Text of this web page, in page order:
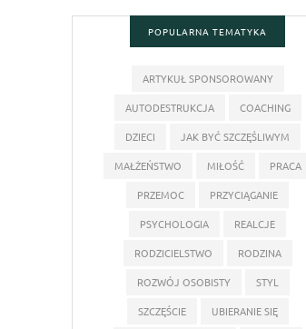
POPULARNA TEMATYKA
ARTYKUŁ SPONSOROWANY
AUTODESTRUKCJA
COACHING
DZIECI
JAK BYĆ SZCZĘŚLIWYM
MAŁŻEŃSTWO
MIŁOŚĆ
PRACA
PRZEMOC
PRZYCIĄGANIE
PSYCHOLOGIA
REALCJE
RODZICIELSTWO
RODZINA
ROZWÓJ OSOBISTY
STYL
SZCZĘŚCIE
UBIERANIE SIĘ